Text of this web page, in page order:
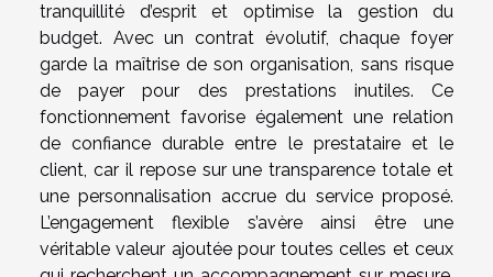
tranquillité d’esprit et optimise la gestion du
budget. Avec un contrat évolutif, chaque foyer
garde la maîtrise de son organisation, sans risque
de payer pour des prestations inutiles. Ce
fonctionnement favorise également une relation
de confiance durable entre le prestataire et le
client, car il repose sur une transparence totale et
une personnalisation accrue du service proposé.
L’engagement flexible s’avère ainsi être une
véritable valeur ajoutée pour toutes celles et ceux